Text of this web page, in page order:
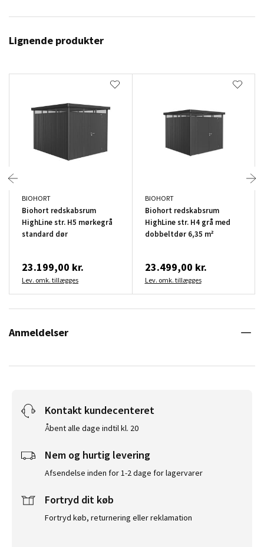
Lignende produkter
BIOHORT
Biohort redskabsrum
HighLine str. H5 mørkegrå
standard dør
23.199,00 kr.
Lev. omk. tillægges
BIOHORT
Biohort redskabsrum
HighLine str. H4 grå med
dobbeltdør 6,35 m²
23.499,00 kr.
Lev. omk. tillægges
Anmeldelser
Kontakt kundecenteret
Åbent alle dage indtil kl. 20
Nem og hurtig levering
Afsendelse inden for 1-2 dage for lagervarer
Fortryd dit køb
Fortryd køb, returnering eller reklamation